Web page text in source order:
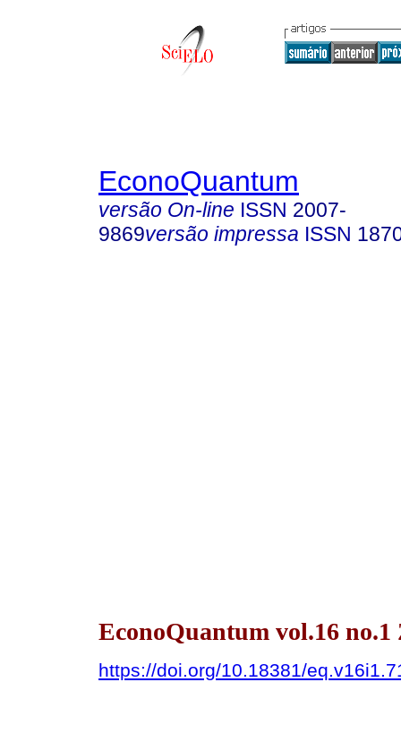
EconoQuantum
versão On-line ISSN 2007-
9869versão impressa ISSN
EconoQuantum vol.16
https://doi.org/10.18381/